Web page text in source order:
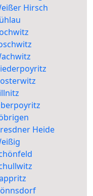
Hirsch
Heide